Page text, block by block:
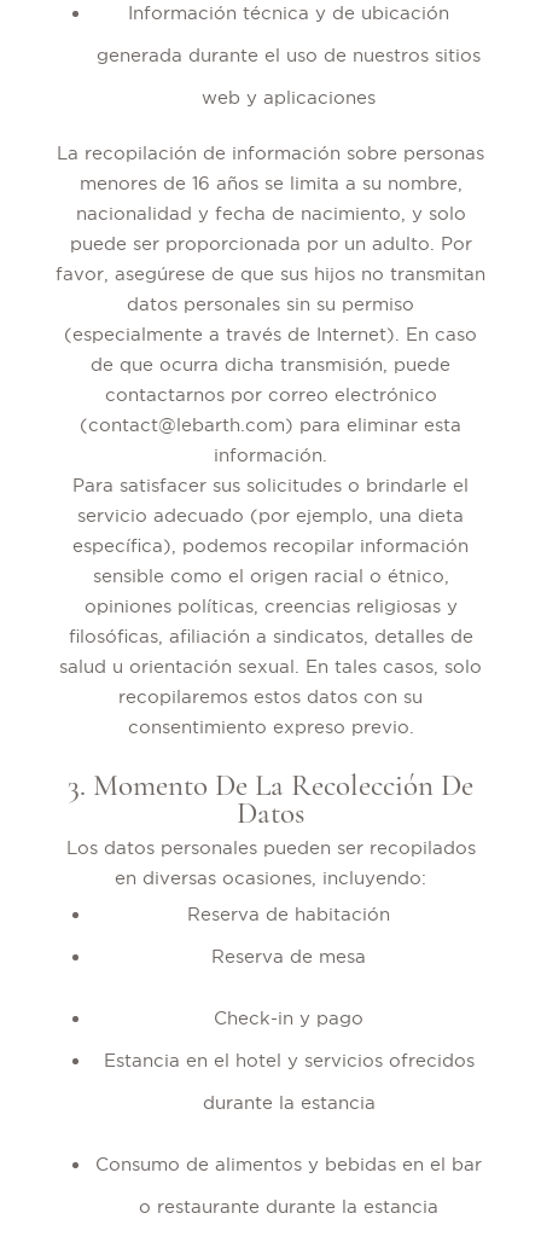
Información técnica y de ubicación
generada durante el uso de nuestros sitios
web y aplicaciones
La recopilación de información sobre personas
menores de 16 años se limita a su nombre,
nacionalidad y fecha de nacimiento, y solo
puede ser proporcionada por un adulto. Por
favor, asegúrese de que sus hijos no transmitan
datos personales sin su permiso
(especialmente a través de Internet). En caso
de que ocurra dicha transmisión, puede
contactarnos por correo electrónico
(contact@lebarth.com) para eliminar esta
información.
Para satisfacer sus solicitudes o brindarle el
servicio adecuado (por ejemplo, una dieta
específica), podemos recopilar información
sensible como el origen racial o étnico,
opiniones políticas, creencias religiosas y
filosóficas, afiliación a sindicatos, detalles de
salud u orientación sexual. En tales casos, solo
recopilaremos estos datos con su
consentimiento expreso previo.
3. Momento De La Recolección De
Datos
Los datos personales pueden ser recopilados
en diversas ocasiones, incluyendo:
Reserva de habitación
Reserva de mesa
Check-in y pago
Estancia en el hotel y servicios ofrecidos
durante la estancia
Consumo de alimentos y bebidas en el bar
o restaurante durante la estancia